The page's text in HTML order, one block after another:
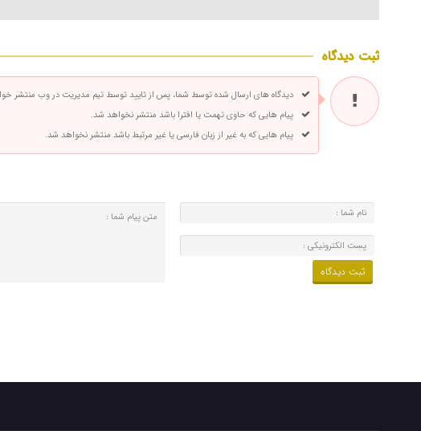
ثبت دیدگاه
دیدگاه های ارسال شده توسط شما، پس از تایید توسط تیم مدیریت در وب منتشر
پیام هایی که حاوی تهمت یا افترا باشد منتشر نخواهد شد.
پیام هایی که به غیر از زبان فارسی یا غیر مرتبط باشد منتشر نخواهد شد.